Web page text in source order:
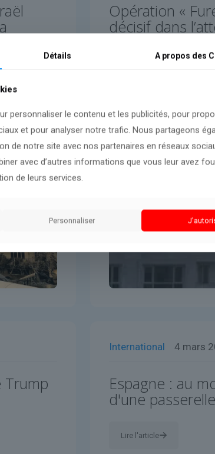
Opération «
décisif dans
Trump
International 4 mars
Espagne : au
d'une
Lire l'article
Détails A propos des
personnaliser le contenu et les publicités, pour
et pour analyser notre trafic. Nous partageons
de notre site avec nos partenaires en réseaux
avec d’autres informations que vous leur avez
de leurs services.
Personnaliser